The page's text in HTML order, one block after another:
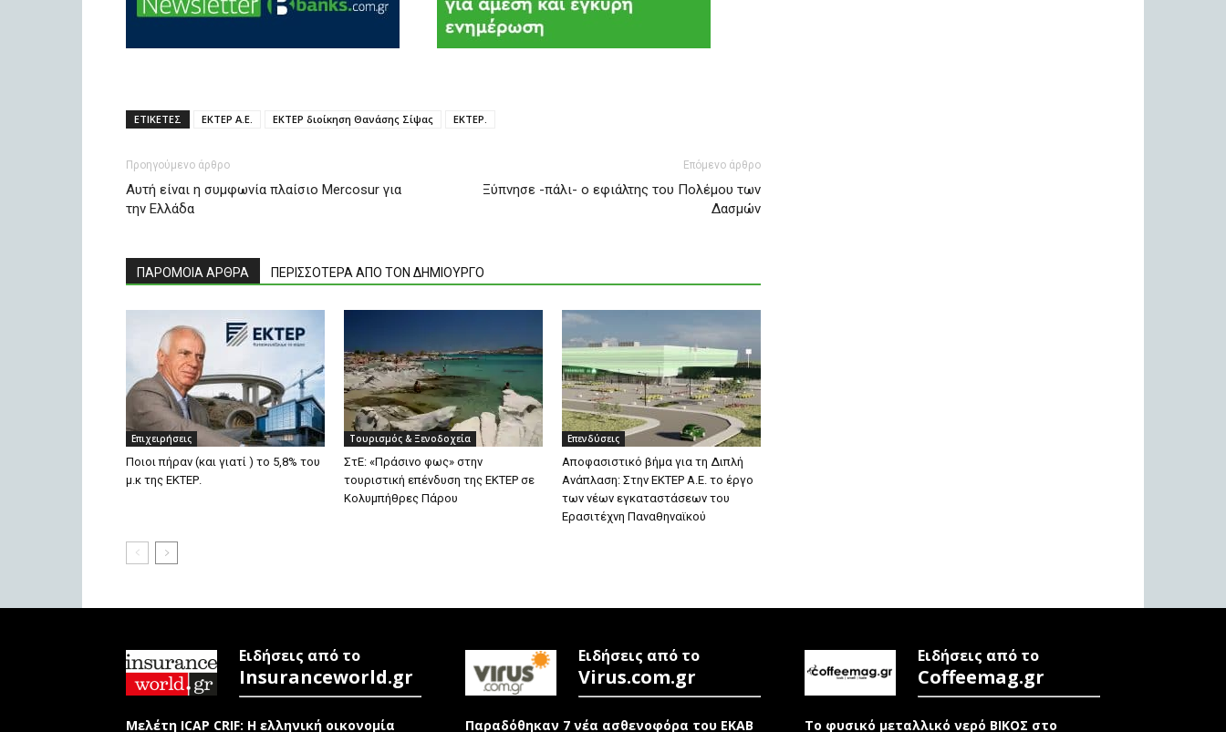
ΕΤΙΚΕΤΕΣ ΕΚΤΕΡ Α.Ε. ΕΚΤΕΡ διοίκηση Θανάσης Σίψας ΕΚΤΕΡ.
Προηγούμενο άρθρο
Aυτή είναι η συμφωνία πλαίσιο Mercosur για
την Ελλάδα
Επόμενο άρθρο
Ξύπνησε -πάλι- ο εφιάλτης του Πολέμου των
Δασμών
ΠΑΡΟΜΟΙΑ ΑΡΘΡΑ ΠΕΡΙΣΣΟΤΕΡΑ ΑΠΟ ΤΟΝ ΔΗΜΙΟΥΡΓΟ
Επιχειρήσεις
Ποιοι πήραν (και γιατί ) το 5,8% του
μ.κ της ΕΚΤΕΡ.
Τουρισμός & Ξενοδοχεία
ΣτΕ: «Πράσινο φως» στην
τουριστική επένδυση της ΕΚΤΕΡ σε
Κολυμπήθρες Πάρου
Επενδύσεις
Αποφασιστικό βήμα για τη Διπλή
Ανάπλαση: Στην ΕΚΤΕΡ Α.Ε. το έργο
των νέων εγκαταστάσεων του
Ερασιτέχνη Παναθηναϊκού
Ειδήσεις από το
Insuranceworld.gr
Μελέτη ICAP CRIF: Η ελληνική οικονομία
Ειδήσεις από το
Virus.com.gr
Παραδόθηκαν 7 νέα ασθενοφόρα του ΕΚΑΒ
Ειδήσεις από το
Coffeemag.gr
Το φυσικό μεταλλικό νερό ΒΙΚΟΣ στο